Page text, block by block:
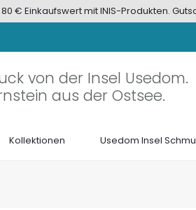
€ Einkaufswert mit INIS-Produkten.
von der Insel Usedom.
aus der Ostsee.
Kollektionen Usedom Insel